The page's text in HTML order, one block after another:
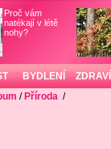
Proč vám
natékají v létě
nohy?
BYDLENÍ ZDRAVÍ
/ Příroda /